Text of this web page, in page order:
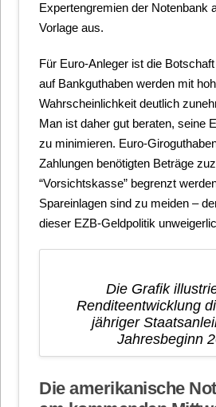
Expertengremien der Notenbank
Vorlage aus.
Für Euro-Anleger ist die
auf Bankguthaben werden mit
Wahrscheinlichkeit deutlich
Man ist daher gut beraten, seine
zu minimieren. Euro-
Zahlungen benötigten Beträge
“Vorsichtskasse” begrenzt
Spareinlagen sind zu meiden –
dieser EZB-Geldpolitik
Die Grafik
Renditeentwicklung
jähriger
Jahresbeginn
Die amerikanische